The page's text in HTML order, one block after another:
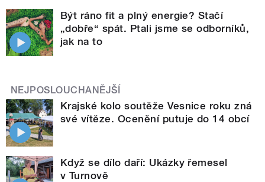
Být ráno fit a plný energie? Stačí
„dobře“ spát. Ptali jsme se odborníků,
jak na to
NEJPOSLOUCHANĚJŠÍ
Krajské kolo soutěže Vesnice roku zná
své vítěze. Ocenění putuje do 14 obcí
Když se dílo daří: Ukázky řemesel
v Turnově